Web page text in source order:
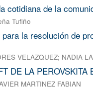
cotidiana de la
Tufiño
la resolución de
VELAZQUEZ; NADIA
DE LA
MARTINEZ FABIAN